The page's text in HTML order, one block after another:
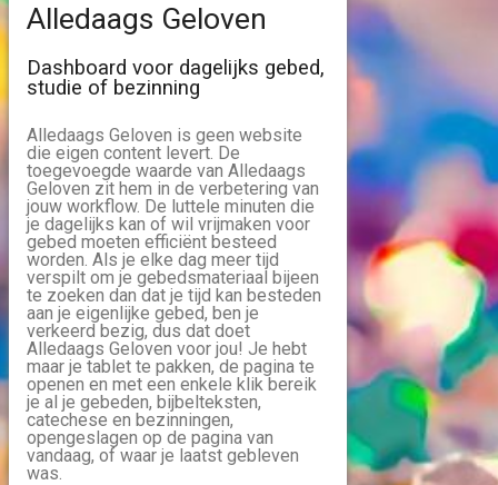
Alledaags Geloven
Dashboard voor dagelijks gebed,
studie of bezinning
Alledaags Geloven is geen website
die eigen content levert. De
toegevoegde waarde van Alledaags
Geloven zit hem in de verbetering van
jouw workflow. De luttele minuten die
je dagelijks kan of wil vrijmaken voor
gebed moeten efficiënt besteed
worden. Als je elke dag meer tijd
verspilt om je gebedsmateriaal bijeen
te zoeken dan dat je tijd kan besteden
aan je eigenlijke gebed, ben je
verkeerd bezig, dus dat doet
Alledaags Geloven voor jou! Je hebt
maar je tablet te pakken, de pagina te
openen en met een enkele klik bereik
je al je gebeden, bijbelteksten,
catechese en bezinningen,
opengeslagen op de pagina van
vandaag, of waar je laatst gebleven
was.